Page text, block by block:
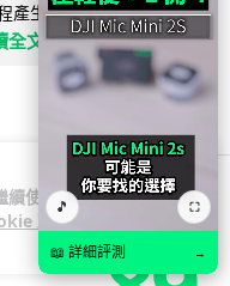
續使用
政
產生大量刺鼻濃煙，驚
全文
🎵 ⛶
📖 詳細評測 →